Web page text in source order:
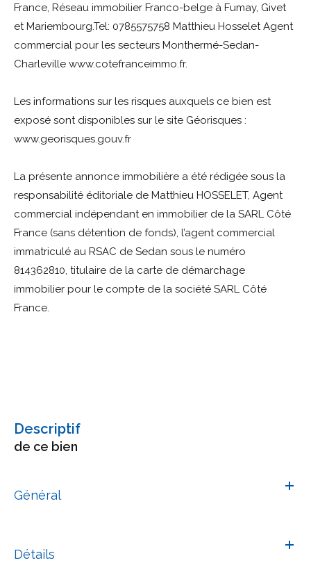
France, Réseau immobilier Franco-belge à Fumay, Givet
et Mariembourg.Tel: 0785575758 Matthieu Hosselet Agent
commercial pour les secteurs Monthermé-Sedan-
Charleville www.cotefranceimmo.fr.
Les informations sur les risques auxquels ce bien est
exposé sont disponibles sur le site Géorisques :
www.georisques.gouv.fr
La présente annonce immobilière a été rédigée sous la
responsabilité éditoriale de Matthieu HOSSELET, Agent
commercial indépendant en immobilier de la SARL Côté
France (sans détention de fonds), l’agent commercial
immatriculé au RSAC de Sedan sous le numéro
814362810, titulaire de la carte de démarchage
immobilier pour le compte de la société SARL Côté
France.
descriptif
de ce bien
Général
Détails